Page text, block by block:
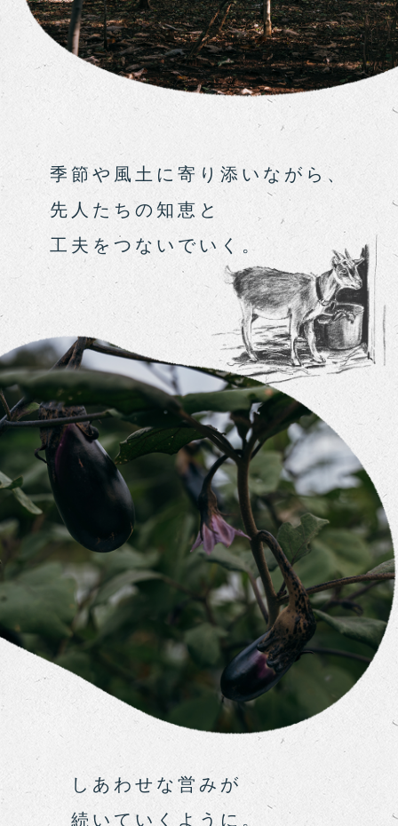
季節や風土に寄り添いながら、
先人たちの知恵と
工夫をつないでいく。
しあわせな営みが
続いていくように。